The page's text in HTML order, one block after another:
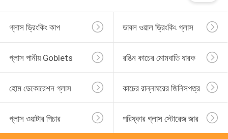
গ্লাস ড্রিংকিং কাপ ডাবল ওয়াল ড্রিংকিং গ্লাস
গ্লাস পানীয় Goblets রঙিন কাচের মোমবাতি ধারক
হোম ডেকোরেশন গ্লাস কাচের রান্নাঘরের জিনিসপত্র
গ্লাস ওয়াটার পিচার পরিষ্কার গ্লাস স্টোরেজ জার